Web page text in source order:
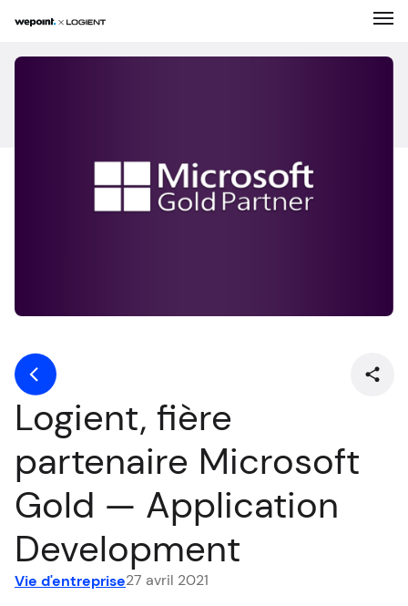
Entreprise
Contact
EN
Logient, fière
partenaire Microsoft
Gold — Application
Development
Vie d'entreprise27 avril 2021